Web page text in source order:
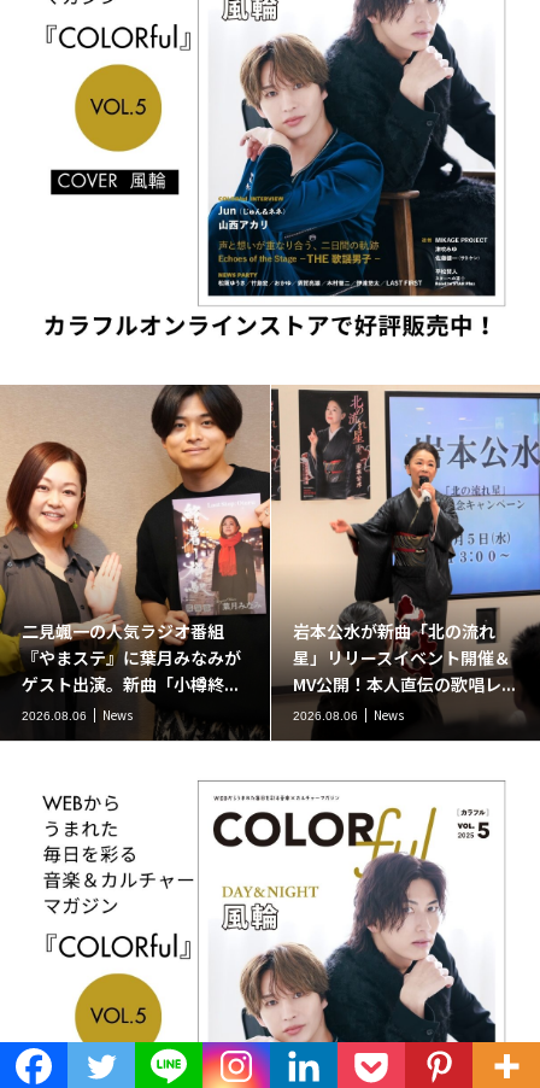
二見颯一の人気ラジオ番組
『やまステ』に葉月みなみが
ゲスト出演。新曲「小樽終...
2026.08.06 News
岩本公水が新曲「北の流れ
星」リリースイベント開催＆
MV公開！本人直伝の歌唱レ...
2026.08.06 News